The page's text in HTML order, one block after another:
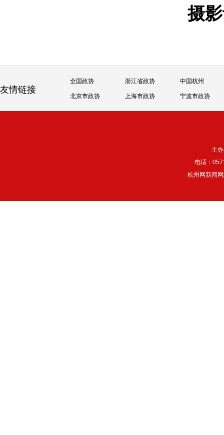
摄
友情链接
全国政协 浙江省政协 中国杭州
北京市政协 上海市政协 宁波市政协
主
电话：
杭州网新闻